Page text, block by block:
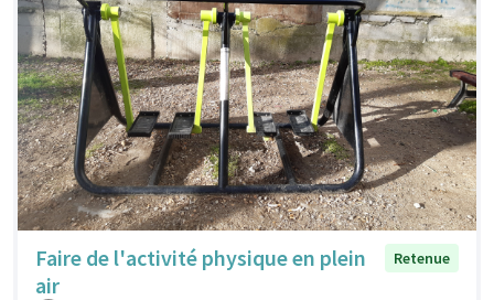
Faire de l'activité physique en plein
air
Retenue